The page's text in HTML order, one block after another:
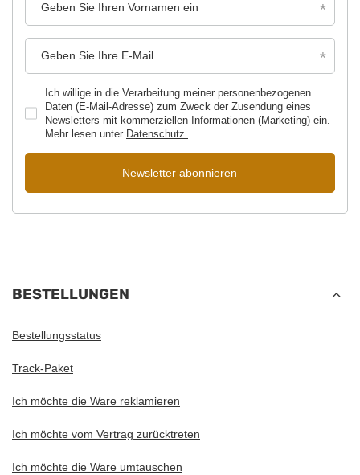
Geben Sie Ihren Vornamen ein
Geben Sie Ihre E-Mail
Ich willige in die Verarbeitung meiner personenbezogenen
Daten (E-Mail-Adresse) zum Zweck der Zusendung eines
Newsletters mit kommerziellen Informationen (Marketing) ein.
Mehr lesen unter Datenschutz.
Newsletter abonnieren
BESTELLUNGEN
Bestellungsstatus
Track-Paket
Ich möchte die Ware reklamieren
Ich möchte vom Vertrag zurücktreten
Ich möchte die Ware umtauschen